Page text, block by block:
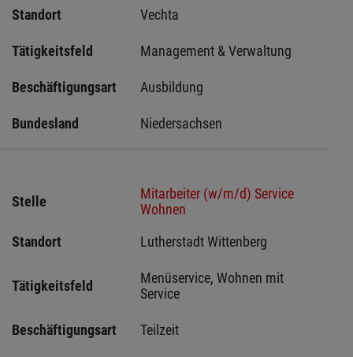
Standort
Vechta
Tätigkeitsfeld Management & Verwaltung
Beschäftigungsart Ausbildung
Bundesland Niedersachsen
Stelle
Mitarbeiter (w/m/d) Service
Wohnen
Standort
Lutherstadt Wittenberg
Tätigkeitsfeld
Menüservice, Wohnen mit
Service
Beschäftigungsart Teilzeit